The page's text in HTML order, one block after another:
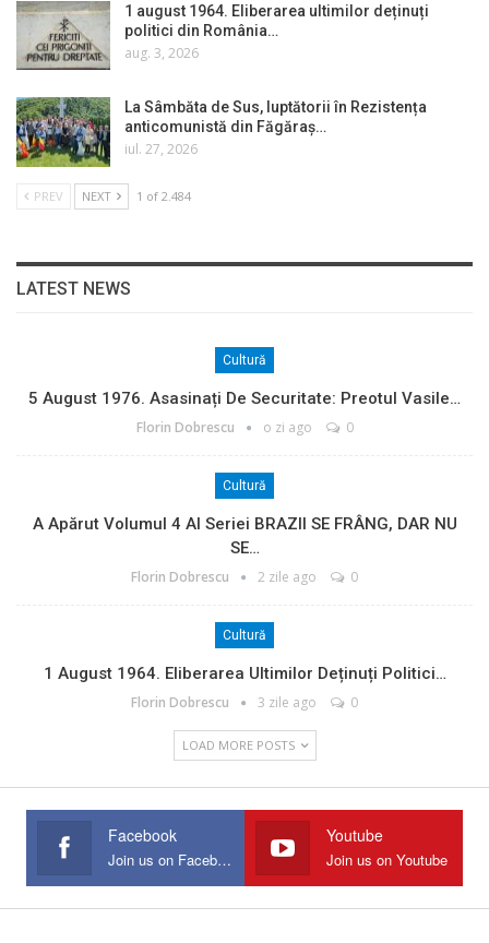
1 august 1964. Eliberarea ultimilor deținuți
politici din România…
aug. 3, 2026
La Sâmbăta de Sus, luptătorii în Rezistența
anticomunistă din Făgăraș…
iul. 27, 2026
PREV NEXT 1 of 2.484
LATEST NEWS
Cultură
5 August 1976. Asasinați De Securitate: Preotul Vasile…
Florin Dobrescu o zi ago 0
Cultură
A Apărut Volumul 4 Al Seriei BRAZII SE FRÂNG, DAR NU
SE…
Florin Dobrescu 2 zile ago 0
Cultură
1 August 1964. Eliberarea Ultimilor Deținuți Politici…
Florin Dobrescu 3 zile ago 0
LOAD MORE POSTS
Facebook
Join us on Facebook
Youtube
Join us on Youtube